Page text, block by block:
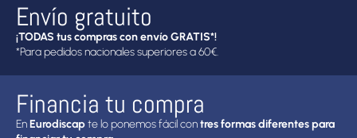
Envío gratuito
¡TODAS tus compras con envío GRATIS*!
*Para pedidos nacionales superiores a 60€.
Financia tu compra
EnEurodiscapte lo ponemos fácil contres formas diferentes para